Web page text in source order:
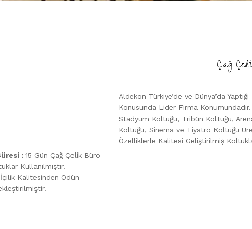
: 15 Gün Çağ Çelik Büro
Kullanılmıştır.
Kalitesinden Ödün
Çağ
Aldekon Türkiye’de ve Dünya’da
Konusunda Lider Firma
Stadyum Koltuğu, Tribün Koltuğu,
Koltuğu, Sinema ve Tiyatro Koltuğu
Özelliklerle Kalitesi Geliştirilmiş